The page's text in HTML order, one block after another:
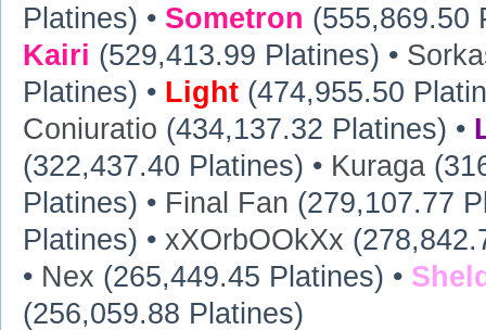
Platines) • Sometron (555,869.50
Kairi (529,413.99 Platines) •
Platines) • Light (474,955.50
Coniuratio (434,137.32 Platines) •
(322,437.40 Platines) • Kuraga
Platines) • Final Fan (279,107.77
Platines) • xXOrbOOkXx
• Nex (265,449.45 Platines) •
(256,059.88 Platines)